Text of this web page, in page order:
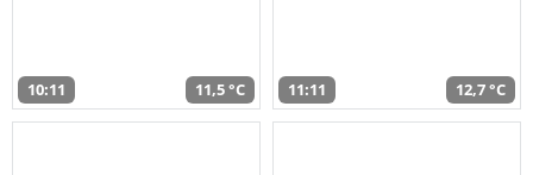
10:11 11,5 °C 11:11 12,7 °C